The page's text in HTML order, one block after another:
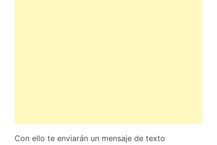
Con ello te enviarán un mensaje de texto